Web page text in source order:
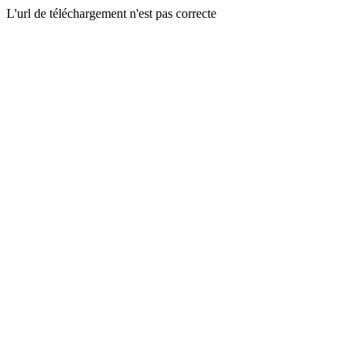
L'url de téléchargement n'est pas correcte